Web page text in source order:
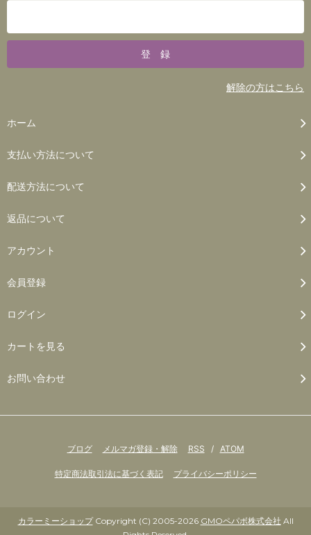
解除の方はこちら
ホーム
支払い方法について
配送方法について
返品について
アカウント
会員登録
ログイン
カートを見る
お問い合わせ
ブログ メルマガ登録・解除 RSS / ATOM
特定商法取引法に基づく表記 プライバシーポリシー
カラーミーショップCopyright (C) 2005-2026 GMOペパボ株式会社 All